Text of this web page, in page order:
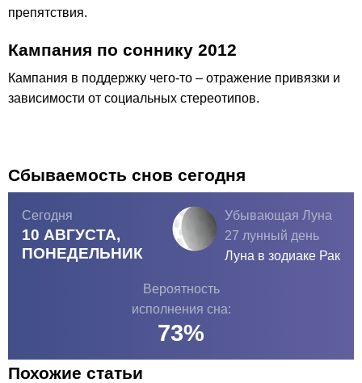
препятствия.
Кампания по соннику 2012
Кампания в поддержку чего-то – отражение привязки и
зависимости от социальных стереотипов.
Сбываемость снов сегодня
Сегодня
10 АВГУСТА,
ПОНЕДЕЛЬНИК
Убывающая Луна
27 лунный день
Луна в зодиаке Рак
Вероятность
исполнения сна:
73%
Похожие статьи